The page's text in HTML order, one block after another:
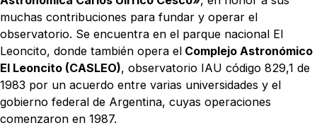
muchas contribuciones para fundar y operar el
observatorio. Se encuentra en el parque nacional El
Leoncito, donde también opera el Complejo Astronómico
El Leoncito (CASLEO), observatorio IAU código 829,1​ de
1983 por un acuerdo entre varias universidades y el
gobierno federal de Argentina, cuyas operaciones
comenzaron en 1987.